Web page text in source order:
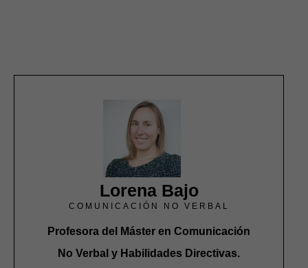
Lorena Bajo
COMUNICACIÓN NO VERBAL
Profesora del Máster en Comunicación
No Verbal y Habilidades Directivas.